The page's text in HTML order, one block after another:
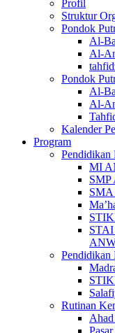
Profil
Struktur
Pondok
Al-
Al-
Pondok
Al-
Al-
Kalender
Program
Pendidikan
MI
Pendidikan
Rutinan